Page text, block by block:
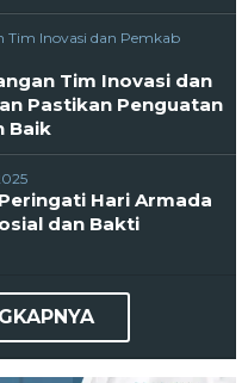
Tim Inovasi dan Pemkab
Tim Inovasi dan
Pastikan Penguatan
Baik
Hari Armada
dan Bakti